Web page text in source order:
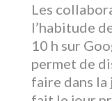
Les
l’habitude
10 h sur
permet de
faire dans la